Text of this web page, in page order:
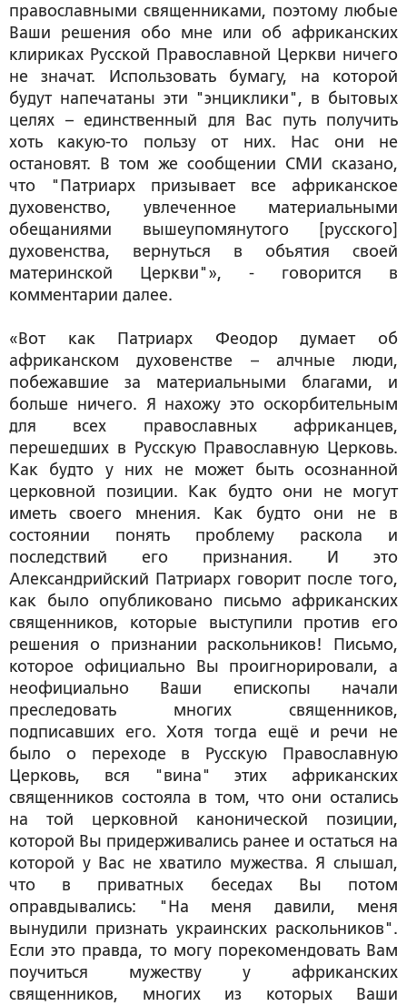
православными священниками, поэтому любые
Ваши решения обо мне или об африканских
клириках Русской Православной Церкви ничего
не значат. Использовать бумагу, на которой
будут напечатаны эти "энциклики", в бытовых
целях – единственный для Вас путь получить
хоть какую-то пользу от них. Нас они не
остановят. В том же сообщении СМИ сказано,
что "Патриарх призывает все африканское
духовенство, увлеченное материальными
обещаниями вышеупомянутого [русского]
духовенства, вернуться в объятия своей
материнской Церкви"», - говорится в
комментарии далее.
«Вот как Патриарх Феодор думает об
африканском духовенстве – алчные люди,
побежавшие за материальными благами, и
больше ничего. Я нахожу это оскорбительным
для всех православных африканцев,
перешедших в Русскую Православную Церковь.
Как будто у них не может быть осознанной
церковной позиции. Как будто они не могут
иметь своего мнения. Как будто они не в
состоянии понять проблему раскола и
последствий его признания. И это
Александрийский Патриарх говорит после того,
как было опубликовано письмо африканских
священников, которые выступили против его
решения о признании раскольников! Письмо,
которое официально Вы проигнорировали, а
неофициально Ваши епископы начали
преследовать многих священников,
подписавших его. Хотя тогда ещё и речи не
было о переходе в Русскую Православную
Церковь, вся "вина" этих африканских
священников состояла в том, что они остались
на той церковной канонической позиции,
которой Вы придерживались ранее и остаться на
которой у Вас не хватило мужества. Я слышал,
что в приватных беседах Вы потом
оправдывались: "На меня давили, меня
вынудили признать украинских раскольников".
Если это правда, то могу порекомендовать Вам
поучиться мужеству у африканских
священников, многих из которых Ваши